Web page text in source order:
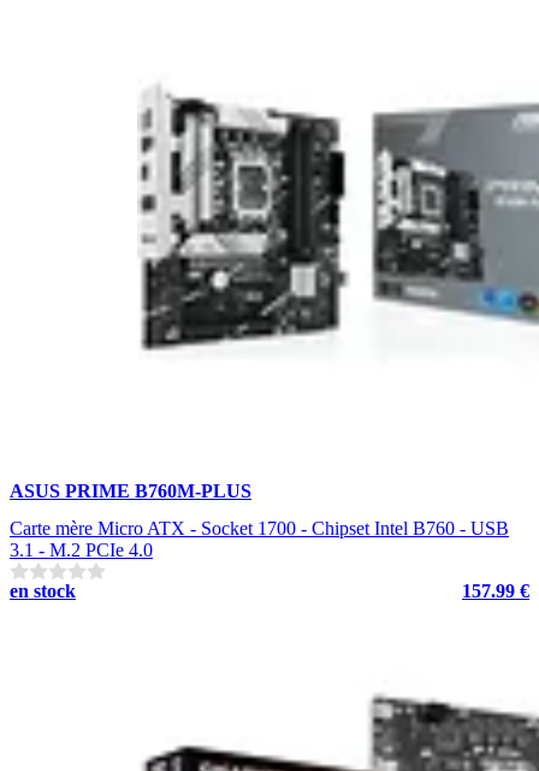
ASUS PRIME B760M-PLUS
Carte mère Micro ATX - Socket 1700 - Chipset Intel B760 - USB
3.1 - M.2 PCIe 4.0
en stock
157.99 €